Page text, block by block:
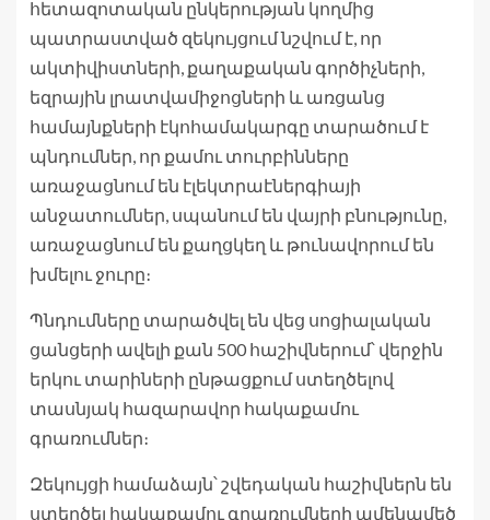
հետազոտական ​​ընկերության կողմից
պատրաստված զեկույցում նշվում է, որ
ակտիվիստների, քաղաքական գործիչների,
եզրային լրատվամիջոցների և առցանց
համայնքների էկոհամակարգը տարածում է
պնդումներ, որ քամու տուրբինները
առաջացնում են էլեկտրաէներգիայի
անջատումներ, սպանում են վայրի բնությունը,
առաջացնում են քաղցկեղ և թունավորում են
խմելու ջուրը։
Պնդումները տարածվել են վեց սոցիալական
ցանցերի ավելի քան 500 հաշիվներում՝ վերջին
երկու տարիների ընթացքում ստեղծելով
տասնյակ հազարավոր հակաքամու
գրառումներ։
Զեկույցի համաձայն՝ շվեդական հաշիվներն են
ստեղծել հակաքամու գրառումների ամենամեծ